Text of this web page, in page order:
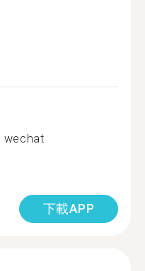
wechat
下載APP